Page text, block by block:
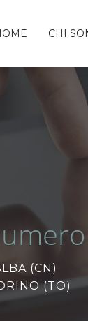
CHI
(CN)
(TO)